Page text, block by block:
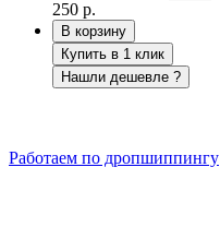
250 р.
В корзину
Купить в 1 клик
Нашли дешевле ?
Работаем по дропшиппингу